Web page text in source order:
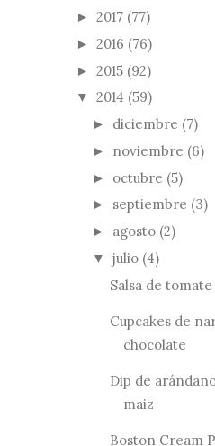
► 2017 (77)
► 2016 (76)
► 2015 (92)
▼ 2014 (59)
► diciembre (7)
► noviembre (6)
► octubre (5)
► septiembre (3)
► agosto (2)
▼ julio (4)
Salsa de tomate
Cupcakes de
chocolate
Dip de
maiz
Boston Cream